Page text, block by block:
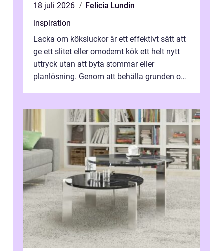
18 juli 2026
Felicia Lundin
inspiration
Lacka om köksluckor är ett effektivt sätt att
ge ett slitet eller omodernt kök ett helt nytt
uttryck utan att byta stommar eller
planlösning. Genom att behålla grunden och